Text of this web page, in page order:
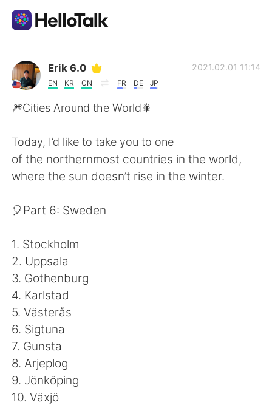
Приложение для Языкового Обмена
AI Grammar Checker
English 简体中文
繁體中文
العربية
Deutsch
한국어
Indonesia
Türkçe
Português
Erik 6.0
EN KR CN FR DE JP
2021.02.01 11:14
🎆Cities Around the World🎇
Today, I’d like to take you to one
of the northernmost countries in the world,
where the sun doesn’t rise in the winter.
🎈Part 6: Sweden
1. Stockholm
2. Uppsala
3. Gothenburg
4. Karlstad
5. Västerås
6. Sigtuna
7. Gunsta
8. Arjeplog
9. Jönköping
10. Växjö